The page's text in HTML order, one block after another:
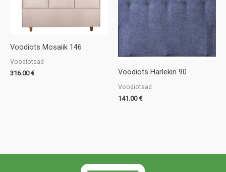
Voodiots Mosaiik 146
Voodiotsad
316.00€ Voodiots Harlekin 90
Voodiotsad
141.00€